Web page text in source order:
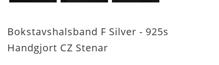
Bokstavshalsband F Silver - 925s
Handgjort CZ Stenar